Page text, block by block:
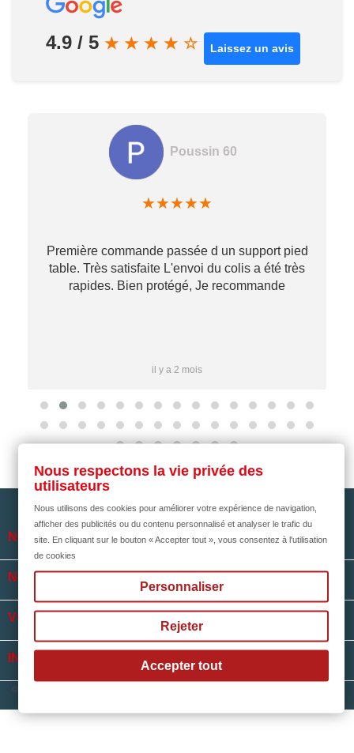
4.9 / 5 ★ ★ ★ ★ ☆ Laissez un avis
Poussin 60
★★★★★
Première commande passée d un support pied
table. Très satisfaite L'envoi du colis a été très
rapides. Bien protégé, Je recommande
il y a 2 mois
NOTRE SOCIÉTÉ 
NOS HORAIRES 
VOTRE COMPTE 
INFORMATIONS
© 2026 - propulsé par Toupourvan
Nous respectons la vie privée des
utilisateurs
Nous utilisons des cookies pour améliorer votre expérience de navigation,
afficher des publicités ou du contenu personnalisé et analyser le trafic du
site. En cliquant sur le bouton « Accepter tout », vous consentez à l'utilisation
de cookies
Personnaliser
Rejeter
Accepter tout